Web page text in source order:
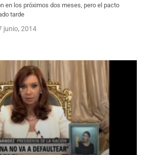
en los próximos dos meses, pero el pacto
tarde
junio, 2014